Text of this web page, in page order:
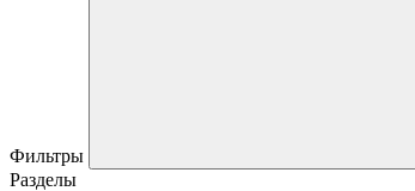
Фильтры
Разделы